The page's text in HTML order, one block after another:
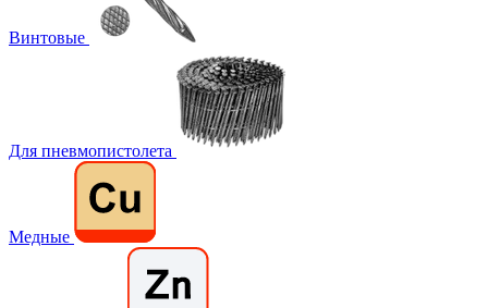
Винтовые
Для пневмопистолета
Медные